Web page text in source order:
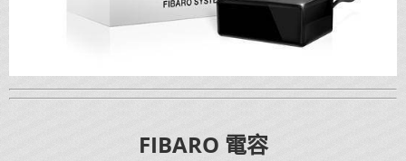
FIBARO 電容